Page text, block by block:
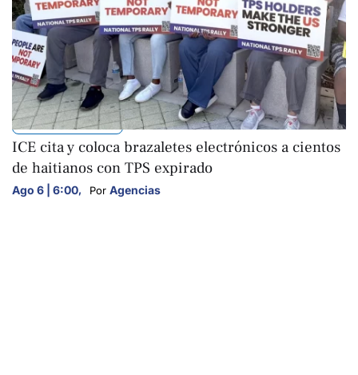
INTERNACIONALES
ICE cita y coloca brazaletes electrónicos a cientos
de haitianos con TPS expirado
Ago 6 | 6:00, Por Agencias